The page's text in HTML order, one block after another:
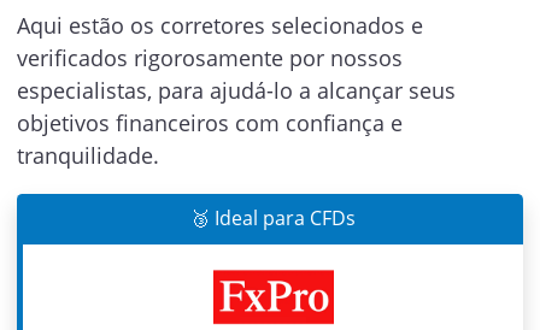
Aqui estão os corretores selecionados e
verificados rigorosamente por nossos
especialistas, para ajudá-lo a alcançar seus
objetivos financeiros com confiança e
tranquilidade.
🥉 Ideal para CFDs